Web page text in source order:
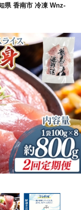
県 香南市 冷凍 Wnz-